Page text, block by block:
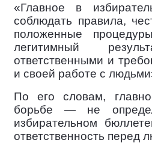
«Главное в
соблюдать правила,
положенные
легитимный
ответственными и
и своей работе с
По его словам,
борьбе — не
избирательном
ответственность перед